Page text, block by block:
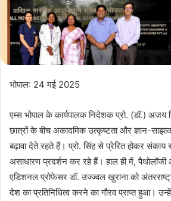
भोपाल: 24 मई 2025
एम्स भोपाल के कार्यपालक निदेशक प्रो. (डॉ.)
छात्रों के बीच अकादमिक उत्कृष्टता और ज्ञान-
बढ़ावा देते रहते हैं। प्रो. सिंह से प्रेरित होकर संकाय
असाधारण प्रदर्शन कर रहे हैं। हाल ही में, पैथोलॉजी
एडिशनल प्रोफेसर डॉ. उज्ज्वल खुराना को
देश का प्रतिनिधित्व करने का गौरव प्राप्त हुआ।